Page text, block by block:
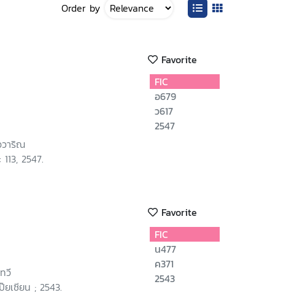
Order by
Favorite
วาริณ
2547.
FIC
อ679
ว617
2547
Favorite
วี
เซียน ; 2543.
FIC
น477
ค371
2543